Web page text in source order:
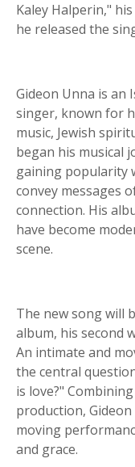
Kaley Halperin,"
he released the
Gideon Unna is an
singer, known for
music, Jewish
began his musical
gaining popularity
convey messages
connection. His
have become
scene.
The new song will
album, his second
An intimate and
the central
is love?"
production,
moving
and grace.